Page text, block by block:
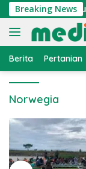
Langsung
ke
konten
Breaking News
Atraktor Cumi
Berita Pertanian
Norwegia